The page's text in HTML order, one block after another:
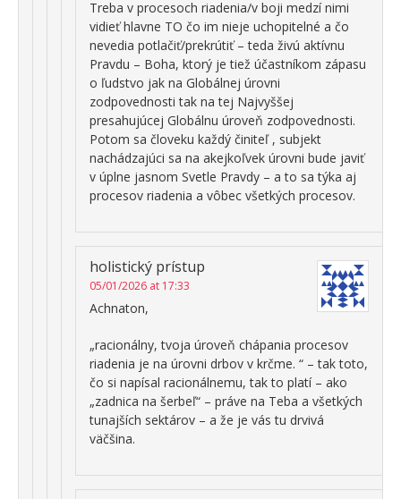
Treba v procesoch riadenia/v boji medzí nimi
vidieť hlavne TO čo im nieje uchopitelné a čo
nevedia potlačiť/prekrútiť – teda živú aktívnu
Pravdu – Boha, ktorý je tiež účastníkom zápasu
o ľudstvo jak na Globálnej úrovni
zodpovednosti tak na tej Najvyššej
presahujúcej Globálnu úroveň zodpovednosti.
Potom sa človeku každý činiteľ , subjekt
nachádzajúci sa na akejkoľvek úrovni bude javiť
v úplne jasnom Svetle Pravdy – a to sa týka aj
procesov riadenia a vôbec všetkých procesov.
holistický prístup
05/01/2026 at 17:33
Achnaton,
„racionálny, tvoja úroveň chápania procesov
riadenia je na úrovni drbov v krčme. “ – tak toto,
čo si napísal racionálnemu, tak to platí – ako
„zadnica na šerbeľ“ – práve na Teba a všetkých
tunajších sektárov – a že je vás tu drvivá
väčšina.